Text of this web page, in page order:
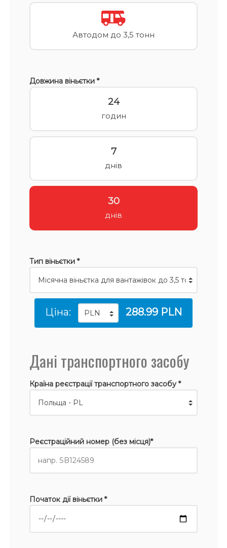
Автодом до 3,5 тонн
Довжина віньєтки *
24
годин
7
днів
30
днів
Тип віньєтки *
Ціна: 288.99 PLN
Дані транспортного засобу
Країна реєстрації транспортного засобу *
Реєстраційний номер (без місця)*
Початок дії віньєтки *